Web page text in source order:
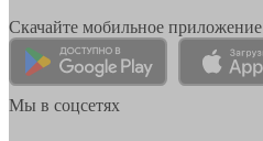
Скачайте мобильное приложение
Мы в соцсетях